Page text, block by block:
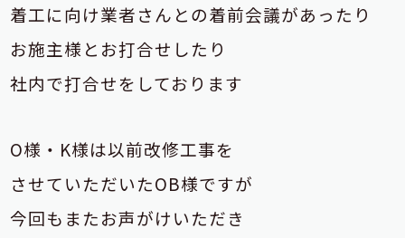
着工に向け業者さんとの着前会議があったり
お施主様とお打合せしたり
社内で打合せをしております
O様・K様は以前改修工事を
させていただいたOB様ですが
今回も またお声がけいただき